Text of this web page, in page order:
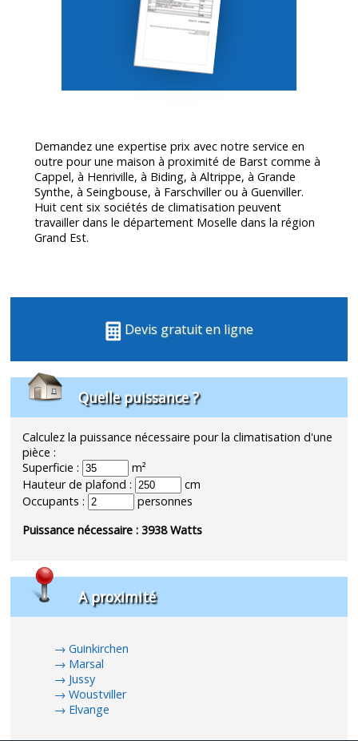
Demandez une expertise prix avec notre service en
outre pour une maison à proximité de Barst comme à
Cappel, à Henriville, à Biding, à Altrippe, à Grande
Synthe, à Seingbouse, à Farschviller ou à Guenviller.
Huit cent six sociétés de climatisation peuvent
travailler dans le département Moselle dans la région
Grand Est.
Devis gratuit en ligne
Quelle puissance ?
Calculez la puissance nécessaire pour la climatisation d'une
pièce :
Superficie :
m²
Hauteur de plafond :
cm
Occupants :
personnes
Puissance nécessaire :3938Watts
A proximité
Guinkirchen
Marsal
Jussy
Woustviller
Elvange